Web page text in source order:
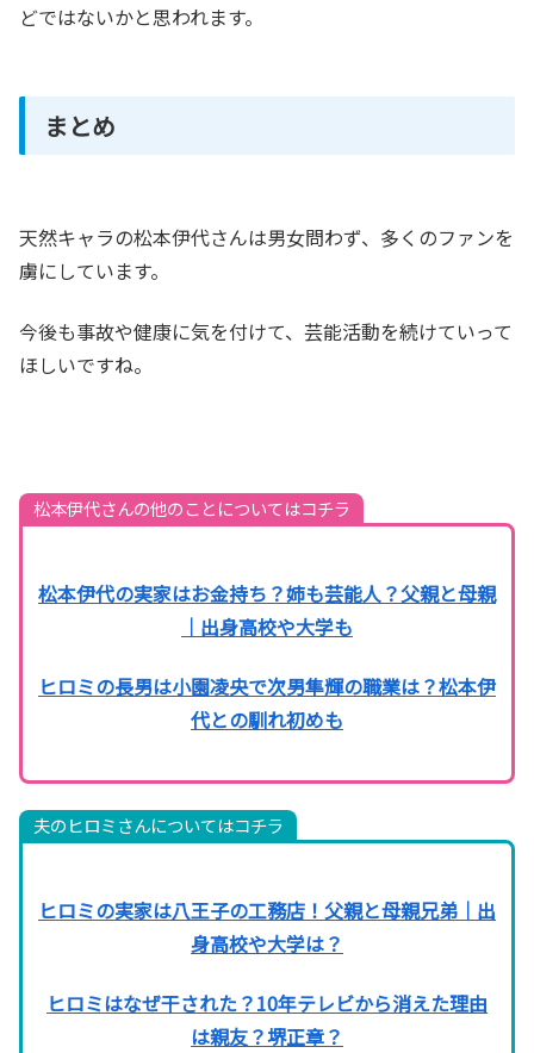
どではないかと思われます。
まとめ
天然キャラの松本伊代さんは男女問わず、多くのファンを
虜にしています。
今後も事故や健康に気を付けて、芸能活動を続けていって
ほしいですね。
松本伊代さんの他のことについてはコチラ
松本伊代の実家はお金持ち？姉も芸能人？父親と母親
｜出身高校や大学も
ヒロミの長男は小園凌央で次男隼輝の職業は？松本伊
代との馴れ初めも
夫のヒロミさんについてはコチラ
ヒロミの実家は八王子の工務店！父親と母親兄弟｜出
身高校や大学は？
ヒロミはなぜ干された？10年テレビから消えた理由
は親友？堺正章？